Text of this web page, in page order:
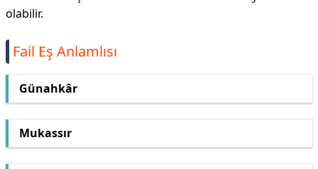
olabilir.
Fail Eş Anlamlısı
Günahkâr
Mukassır